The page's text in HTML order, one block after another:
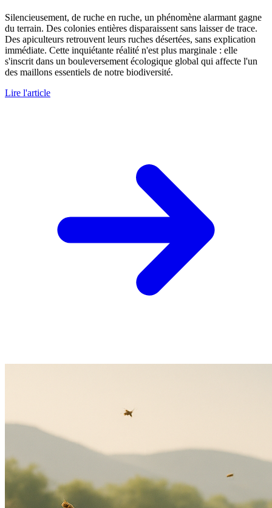
Silencieusement, de ruche en ruche, un phénomène alarmant gagne
du terrain. Des colonies entières disparaissent sans laisser de trace.
Des apiculteurs retrouvent leurs ruches désertées, sans explication
immédiate. Cette inquiétante réalité n'est plus marginale : elle
s'inscrit dans un bouleversement écologique global qui affecte l'un
des maillons essentiels de notre biodiversité.
Lire l'article